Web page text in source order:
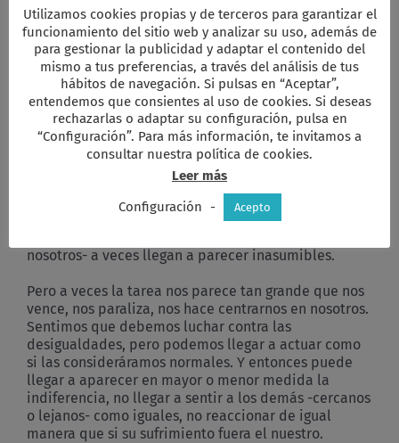
Porque entender y anunciar el evangelio no es sólo
transmitir un mensaje, es transmitirlo con obras. Y,
cuando encontramos defectos en nuestras obras,
tenemos que saber buscar el perdón y la
reconciliación.
Es verdad, decimos: no podemos quedarnos fuera
del dolor que sufren nuestros semejantes por todo
tipo de violencias e injusticias, incluso a veces por-
que no somos capaces de soportarlo.
También es verdad, decimos: no podemos contribuir
nosotros- a veces llegan a parecer inasumibles.
Pero a veces la tarea nos parece tan grande que nos
vence, nos paraliza, nos hace centrarnos en nosotros.
Sentimos que debemos luchar contra las
desigualdades, pero podemos llegar a actuar como
si las consideráramos normales. Y entonces puede
llegar a aparecer en mayor o menor medida la
indiferencia, no llegar a sentir a los demás -cercanos
o lejanos- como iguales, no reaccionar de igual
manera que si su sufrimiento fuera el nuestro.
Utilizamos cookies propias y de terceros para garantizar el
funcionamiento del sitio web y analizar su uso, además de
para gestionar la publicidad y adaptar el contenido del
mismo a tus preferencias, a través del análisis de tus
hábitos de navegación. Si pulsas en “Aceptar”,
entendemos que consientes al uso de cookies. Si deseas
rechazarlas o adaptar su configuración, pulsa en
“Configuración”. Para más información, te invitamos a
consultar nuestra política de cookies.
Leer más
Configuración
- Acepto